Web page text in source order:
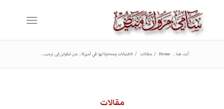
أنت هنا .. Home
/ مقالات / الاغتيالات ومحاولاتها في أميركا… من لنكولن إلى ترمب...
مقالات